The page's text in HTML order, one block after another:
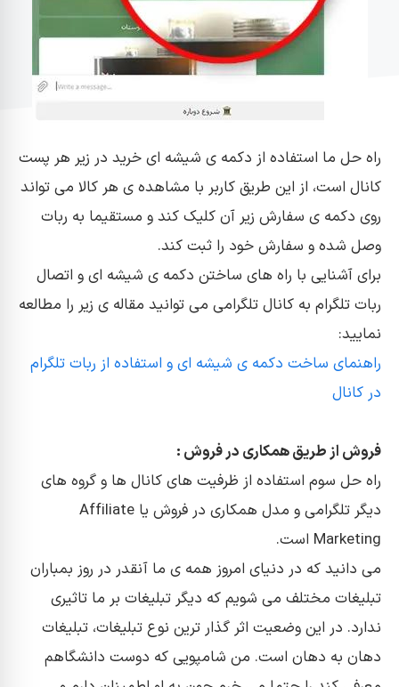
راه حل ما استفاده از دکمه ی شیشه ای خرید در زیر هر پست
کانال است، از این طریق کاربر با مشاهده ی هر کالا می تواند
روی دکمه ی سفارش زیر آن کلیک کند و مستقیما به ربات
وصل شده و سفارش خود را ثبت کند.
برای آشنایی با راه های ساختن دکمه ی شیشه ای و اتصال
ربات تلگرام به کانال تلگرامی می توانید مقاله ی زیر را مطالعه
نمایید:
راهنمای ساخت دکمه ی شیشه ای و استفاده از ربات تلگرام
در کانال
فروش از طریق همکاری در فروش :
راه حل سوم استفاده از ظرفیت های کانال ها و گروه های
دیگر تلگرامی و مدل همکاری در فروش یا Affiliate
Marketing است.
می دانید که در دنیای امروز همه ی ما آنقدر در روز بمباران
تبلیغات مختلف می شویم که دیگر تبلیغات بر ما تاثیری
ندارد. در این وضعیت اثر گذار ترین نوع تبلیغات، تبلیغات
دهان به دهان است. من شامپویی که دوست دانشگاهم